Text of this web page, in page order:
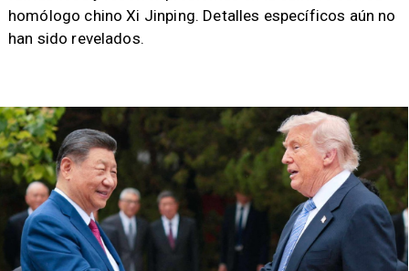
homólogo chino Xi Jinping. Detalles específicos aún no
han sido revelados.